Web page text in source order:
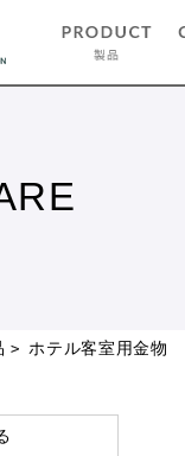
ホテル客室用金物